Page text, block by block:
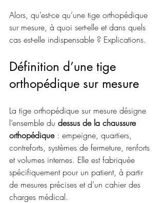
Alors, qu’est-ce qu’une tige orthopédique
sur mesure, à quoi sert-elle et dans quels
cas est-elle indispensable ? Explications.
Définition d’une tige
orthopédique sur mesure
La tige orthopédique sur mesure désigne
l’ensemble du dessus de la chaussure
orthopédique : empeigne, quartiers,
contreforts, systèmes de fermeture, renforts
et volumes internes. Elle est fabriquée
spécifiquement pour un patient, à partir
de mesures précises et d’un cahier des
charges médical.